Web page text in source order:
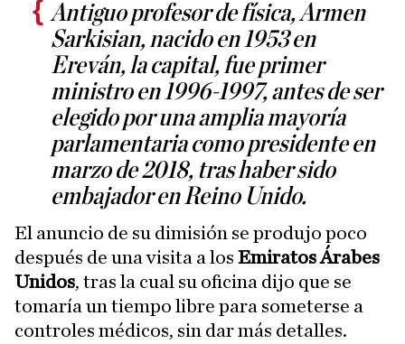
Antiguo profesor de física, Armen
Sarkisian, nacido en 1953 en
Ereván, la capital, fue primer
ministro en 1996-1997, antes de ser
elegido por una amplia mayoría
parlamentaria como presidente en
marzo de 2018, tras haber sido
embajador en Reino Unido.
El anuncio de su dimisión se produjo poco
después de una visita a los Emiratos Árabes
Unidos, tras la cual su oficina dijo que se
tomaría un tiempo libre para someterse a
controles médicos, sin dar más detalles.